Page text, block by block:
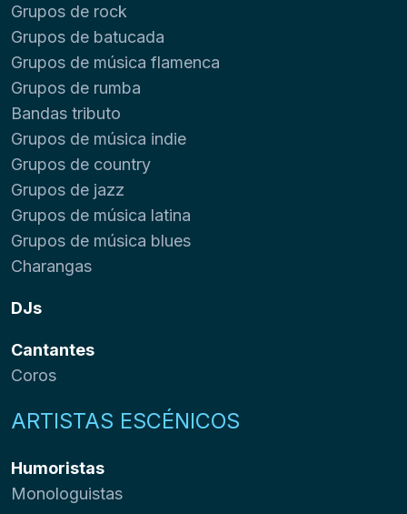
Grupos de rock
Grupos de batucada
Grupos de música flamenca
Grupos de rumba
Bandas tributo
Grupos de música indie
Grupos de country
Grupos de jazz
Grupos de música latina
Grupos de música blues
Charangas
DJs
Cantantes
Coros
ARTISTAS ESCÉNICOS
Humoristas
Monologuistas